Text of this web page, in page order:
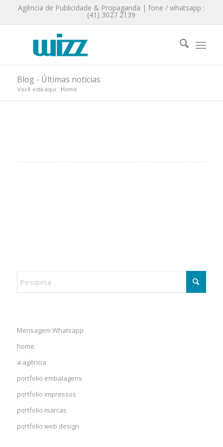
Agência de Publicidade & Propaganda | fone / whatsapp :
(41) 3027 2139
Blog - Últimas notícias
Você está aqui: Home
Mensagem Whatsapp
home
a agência
portfolio embalagens
portfolio impressos
portfolio marcas
portfolio web design